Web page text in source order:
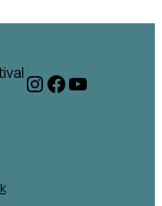
Instagram
Facebook
YouTube